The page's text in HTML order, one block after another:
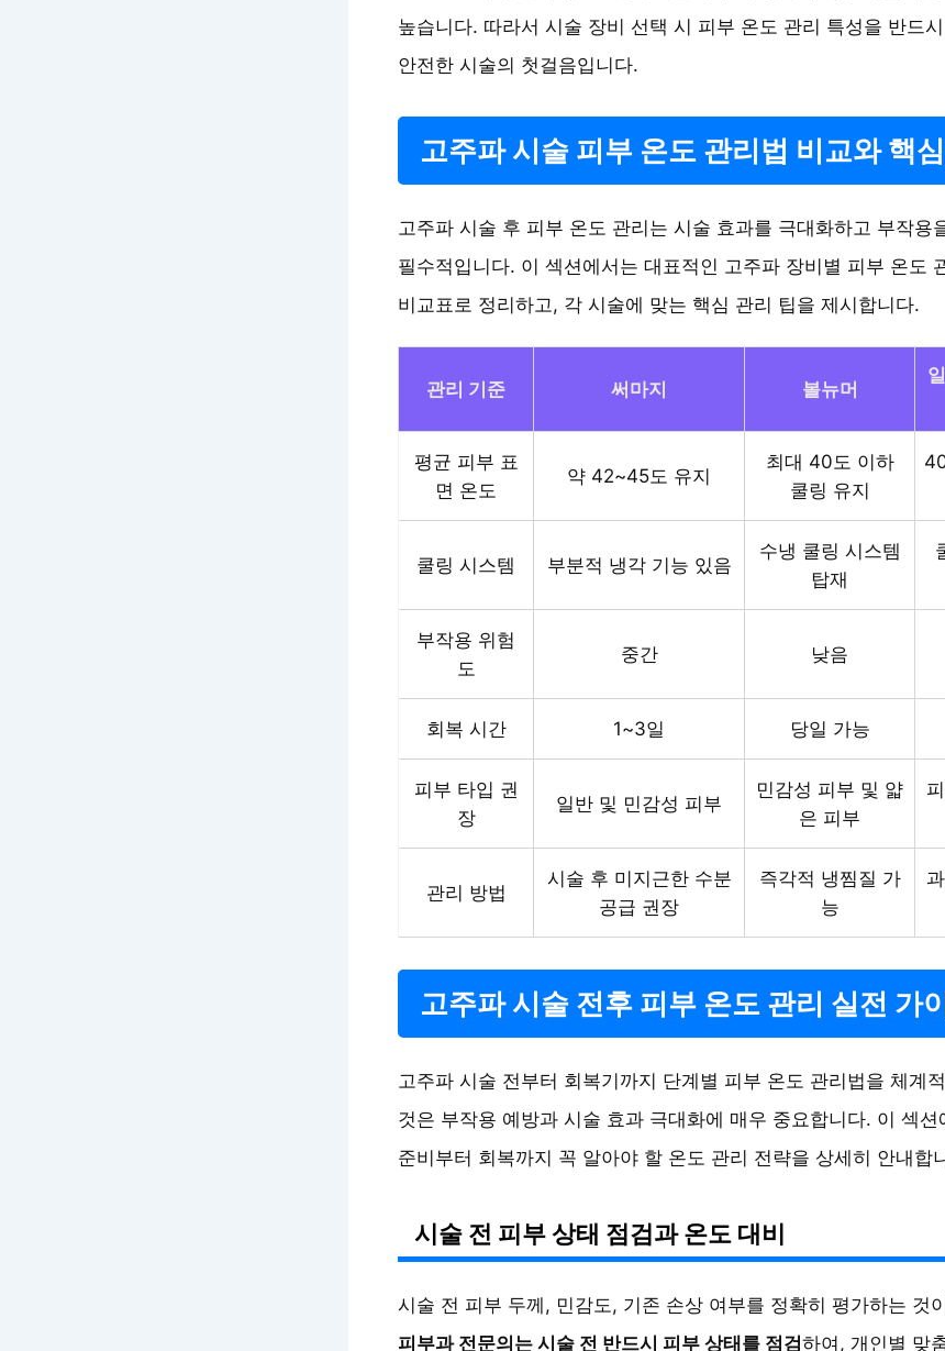
높습니다. 따라서 시술 장비 선택 시 피부 온도 관리 특성을 반드
안전한 시술의 첫걸음입니다.
고주파 시술 피부 온도 관리법 비교와 핵
고주파 시술 후 피부 온도 관리는 시술 효과를 극대화하고 부작용
필수적입니다. 이 섹션에서는 대표적인 고주파 장비별 피부 온도
비교표로 정리하고, 각 시술에 맞는 핵심 관리 팁을 제시합니다.
관리 기준 써마지 볼뉴머
평균 피부 표
면 온도
약 42~45도 유지
최대 40도 이하
쿨링 유지
쿨링 시스템 부분적 냉각 기능 있음
수냉 쿨링 시스템
탑재
부작용 위험
도
중간 낮음
회복 시간 1~3일 당일 가능
피부 타입 권
장
일반 및 민감성 피부
민감성 피부 및 얇
은 피부
관리 방법
시술 후 미지근한 수분
공급 권장
즉각적 냉찜질 가
능
고주파 시술 전후 피부 온도 관리 실전 가
고주파 시술 전부터 회복기까지 단계별 피부 온도 관리법을 체계
것은 부작용 예방과 시술 효과 극대화에 매우 중요합니다. 이 섹션
준비부터 회복까지 꼭 알아야 할 온도 관리 전략을 상세히 안내합
시술 전 피부 상태 점검과 온도 대비
시술 전 피부 두께, 민감도, 기존 손상 여부를 정확히 평가하는 것
피부과 전문의는 시술 전 반드시 피부 상태를 점검하여, 개인별 맞